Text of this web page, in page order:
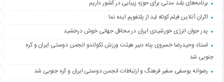
برنامه‌های بلند مدتی برای حوزه زیبایی در کشور داریم
اکران آنلاین فیلم کوتاه لید از پلتفورم ایده نما
پدر جوان انرژی خورشیدی ایران در محافل جهانی خوش درخشید
استاد وحیدرضا خسروی پناه دبیر هیئت ورزش تکواندو انجمن دوستی ایران و کره
جنوبی شد
رضوانه یوسفی سفیر فرهنگ و ارتباطات انجمن دوستی ایران و کره جنوبی شد